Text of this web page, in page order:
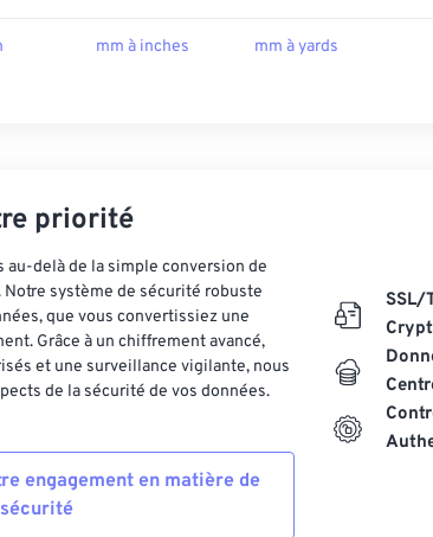
mm à inches mm à yards
priorité
au-delà de la simple conversion de
système de sécurité robuste
que vous convertissiez une
Grâce à un chiffrement avancé,
et une surveillance vigilante, nous
de la sécurité de vos données.
engagement en matière de
sécurité
SSL/